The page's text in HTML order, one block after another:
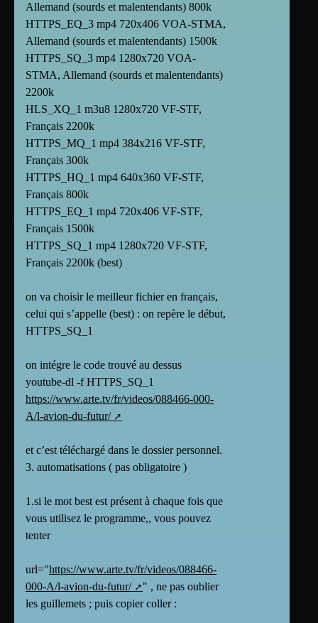
Allemand (sourds et malentendants) 800k
HTTPS_EQ_3 mp4 720x406 VOA-STMA,
Allemand (sourds et malentendants) 1500k
HTTPS_SQ_3 mp4 1280x720 VOA-
STMA, Allemand (sourds et malentendants)
2200k
HLS_XQ_1 m3u8 1280x720 VF-STF,
Français 2200k
HTTPS_MQ_1 mp4 384x216 VF-STF,
Français 300k
HTTPS_HQ_1 mp4 640x360 VF-STF,
Français 800k
HTTPS_EQ_1 mp4 720x406 VF-STF,
Français 1500k
HTTPS_SQ_1 mp4 1280x720 VF-STF,
Français 2200k (best)
on va choisir le meilleur fichier en français,
celui qui s’appelle (best) : on repère le début,
HTTPS_SQ_1
on intégre le code trouvé au dessus
youtube-dl -f HTTPS_SQ_1
https://www.arte.tv/fr/videos/088466-000-
A/l-avion-du-futur/
et c’est téléchargé dans le dossier personnel.
3. automatisations ( pas obligatoire )
1.si le mot best est présent à chaque fois que
vous utilisez le programme,, vous pouvez
tenter
url="https://www.arte.tv/fr/videos/088466-
000-A/l-avion-du-futur/
" , ne pas oublier
les guillemets ; puis copier coller :